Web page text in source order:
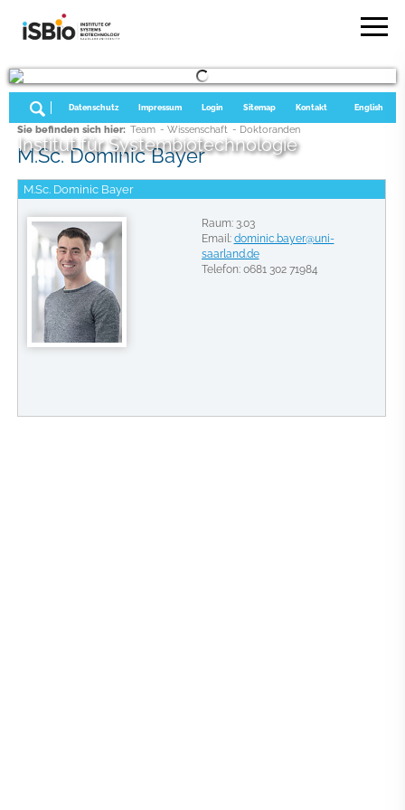
Institut für Systembiotechnologie
English
Kontakt
Sitemap
Login
Impressum
Datenschutz
Sie befinden sich hier: Team - Wissenschaft - Doktoranden
M.Sc. Dominic Bayer
M.Sc. Dominic Bayer
Raum: 3.03
Email: dominic.bayer@uni-
saarland.de
Telefon: 0681 302 71984